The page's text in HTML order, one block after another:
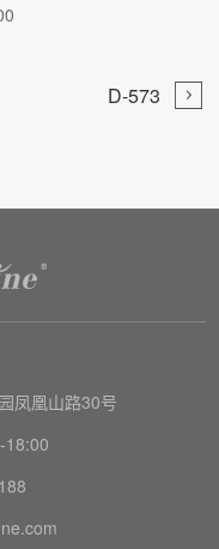
D-573 
凤凰山路30号
18:00